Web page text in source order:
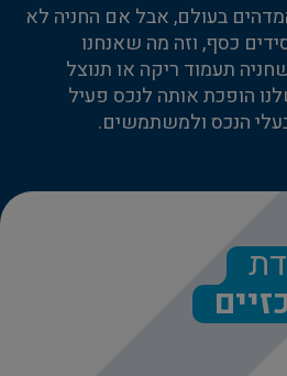
המדהים בעולם, אבל אם החניה לא
כסף, וזה מה שאנחנו
תעמוד ריקה או תנוצל
הופכת אותה לנכס פעיל
הנכס ולמשתמשים.